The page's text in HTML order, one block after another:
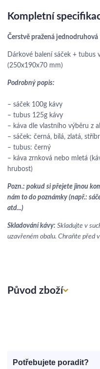
Kompletní
Čerstvě pražená
Dárkové balení sáček + tubus
(250x190x70 mm)
Podrobný popis:
– sáček 100g kávy
– tubus 125g kávy
– káva dle vlastního výběru z
– sáček: černá, bílá, zlatá,
– tubus: černý
– káva zrnková nebo mletá
hrubost)
Pozn.: pokud si přejete jinou
nám to do poznámky (např.:
atd...)
Skladování kávy: Skladujte v
uzavřeném obalu. Chraňte před
Původ zboží
Potřebujete poradit?